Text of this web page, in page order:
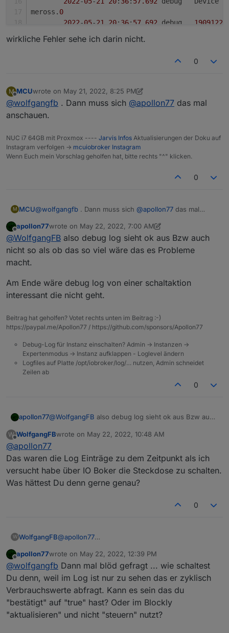
meross. 0
2022-05-21 20: 36: 57.692
2022 -05-21 20: 36:57.691
debug
2022 - 05 - 21 20 : 36 : 57.687
wirkliche Fehler sehe ich darin nicht.
0
M
Offline
MCUwrote on May 21, 2022, 8:25 PM
last edited by MCUMay 21, 2022, 10:34 PM
@wolfgangfb . Dann muss sich @apollon77 das mal
anschauen.
NUC i7 64GB mit Proxmox ---- Jarvis Infos Aktualisierungen der Doku auf
Instagram verfolgen -> mcuiobroker Instagram
Wenn Euch mein Vorschlag geholfen hat, bitte rechts "^" klicken.
0
M MCU@wolfgangfb . Dann muss sich @apollon77 das mal
Offline
apollon77wrote on May 22, 2022, 7:00 AM
last edited by apollon77 May 22, 2022, 9:00 AM
@WolfgangFB also debug log sieht ok aus Bzw auch
nicht so als ob das so viel wäre das es Probleme
macht.
Am Ende wäre debug log von einer schaltaktion
interessant die nicht geht.
Beitrag hat geholfen? Votet rechts unten im Beitrag :-)
https://paypal.me/Apollon77 / https://github.com/sponsors/Apollon77
Debug-Log für Instanz einschalten? Admin -> Instanzen ->
Expertenmodus -> Instanz aufklappen - Loglevel ändern
Logfiles auf Platte /opt/iobroker/log/… nutzen, Admin schneidet
Zeilen ab
0
apollon77@WolfgangFB
macht.
Am Ende wäre debug log von einer schaltaktion
interessant die nicht geht.
W
Offline
WolfgangFBwrote on May 22, 2022, 10:48 AM
last edited by
@apollon77
Das waren die Log Einträge zu dem Zeitpunkt als ich
versucht habe über IO Boker die Steckdose zu schalten.
Was hättest Du denn gerne genau?
0
W WolfgangFB@apollon77
ich versucht habe über IO Boker die Steckdose zu
schalten. Was hättest Du denn gerne genau?
Offline
apollon77wrote on May 22, 2022, 12:39 PM
last edited by
@wolfgangfb Dann mal blöd gefragt ... wie schaltest
Du denn, weil im Log ist nur zu sehen das er zyklisch
Verbrauchswerte abfragt. Kann es sein das du
"bestätigt" auf "true" hast? Oder im Blockly
"aktualisieren" und nicht "steuern" nutzt?